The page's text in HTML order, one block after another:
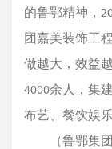
的鲁鄂精神，
团嘉美装饰工
做越大，效益
4000余人，集
布艺、餐饮娱
（鲁鄂集团